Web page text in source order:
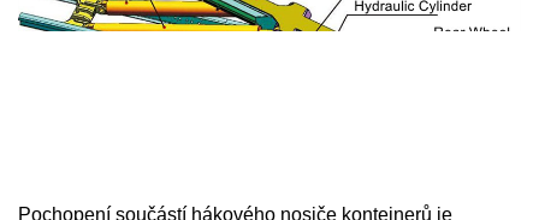
Pochopení součástí hákového nosiče kontejnerů je